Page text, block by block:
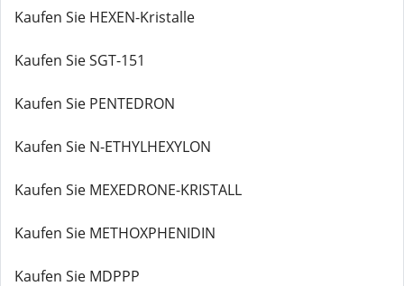
Kaufen Sie HEXEN-Kristalle
Kaufen Sie SGT-151
Kaufen Sie PENTEDRON
Kaufen Sie N-ETHYLHEXYLON
Kaufen Sie MEXEDRONE-KRISTALL
Kaufen Sie METHOXPHENIDIN
Kaufen Sie MDPPP